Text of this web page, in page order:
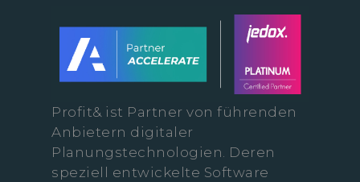
Profit& ist Partner von führenden
Anbietern digitaler
Planungstechnologien. Deren
speziell entwickelte Software